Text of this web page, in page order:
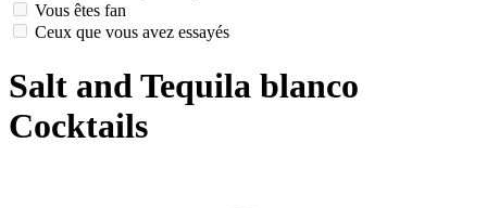
Vous êtes fan
Ceux que vous avez essayés
Salt and Tequila blanco
Cocktails